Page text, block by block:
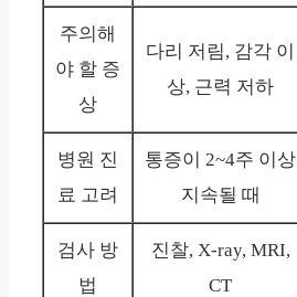
주의해
야 할 증
상
다리 저림, 감각 이
상, 근력 저하
병원 진
료 고려
통증이 2~4주 이상
지속될 때
검사 방
법
진찰, X-ray, MRI,
CT